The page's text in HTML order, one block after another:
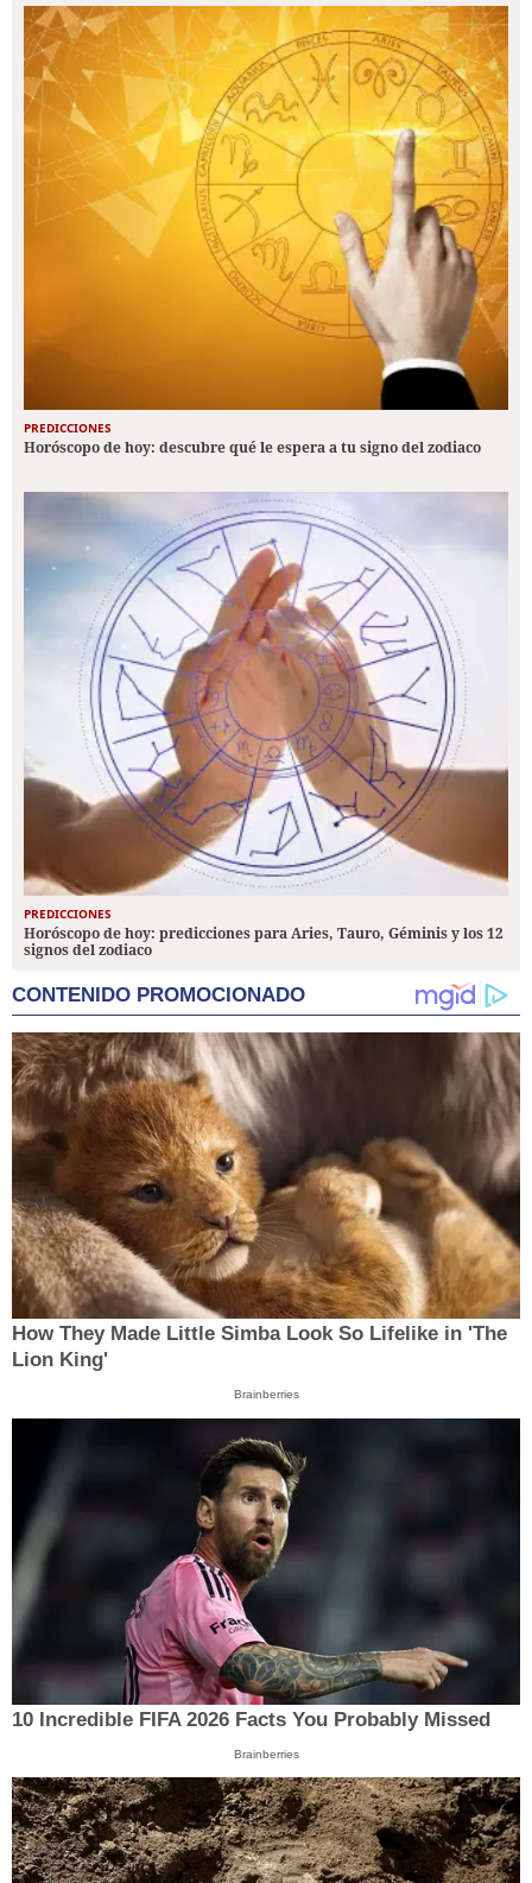
PREDICCIONES
Horóscopo de hoy: descubre qué le espera a tu signo del zodiaco
PREDICCIONES
Horóscopo de hoy: predicciones para Aries, Tauro, Géminis y los 12
signos del zodiaco
CONTENIDO PROMOCIONADO
How They Made Little Simba Look So Lifelike in 'The
Lion King'
Brainberries
10 Incredible FIFA 2026 Facts You Probably Missed
Brainberries